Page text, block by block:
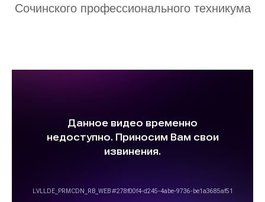
Сочинского профессионального техникума